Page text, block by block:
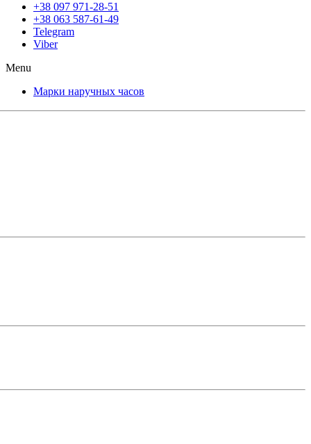
+38 097 971-28-51
+38 063 587-61-49
Telegram
Viber
Menu
Марки наручных часов